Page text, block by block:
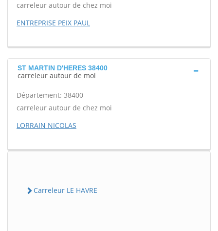
carreleur autour de chez moi
ENTREPRISE PEIX PAUL
ST MARTIN D'HERES 38400
carreleur autour de moi
Département: 38400
carreleur autour de chez moi
LORRAIN NICOLAS
Carreleur LE HAVRE